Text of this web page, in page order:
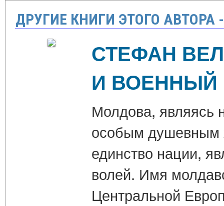
ДРУГИЕ КНИГИ ЭТОГО
СТЕФАН
И
Молдова, являясь
особым душевным
единство нации,
волей. Имя
Центральной